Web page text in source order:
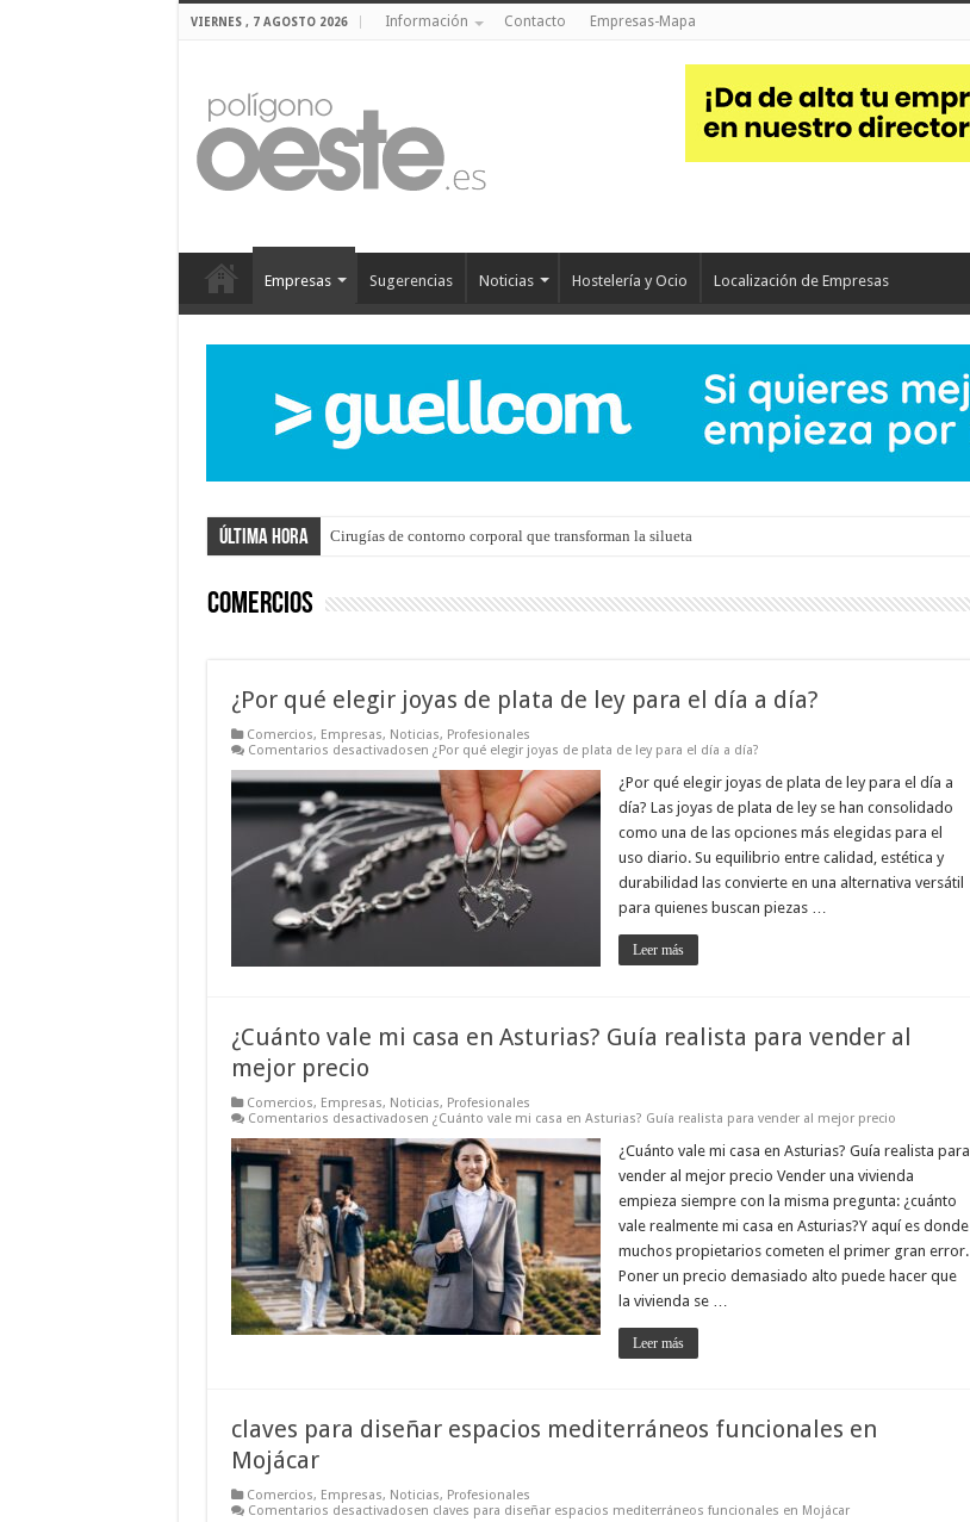
VIERNES , 7 AGOSTO 2026 Información Contacto Empresas-Mapa
Empresas Sugerencias Noticias Hostelería y Ocio Localización de Empresas
Última hora Cirugías de contorno corporal que transforman la silueta
Comercios
¿Por qué elegir joyas de plata de ley para el día a día?
Comercios, Empresas, Noticias, Profesionales
Comentarios desactivadosen ¿Por qué elegir joyas de plata de ley para el día a día?
¿Por qué elegir joyas de plata de ley para el día a
día? Las joyas de plata de ley se han consolidado
como una de las opciones más elegidas para el
uso diario. Su equilibrio entre calidad, estética y
durabilidad las convierte en una alternativa versátil
para quienes buscan piezas …
Leer más
¿Cuánto vale mi casa en Asturias? Guía realista para vender al
mejor precio
Comercios, Empresas, Noticias, Profesionales
Comentarios desactivadosen ¿Cuánto vale mi casa en Asturias? Guía realista para vender al mejor precio
¿Cuánto vale mi casa en Asturias? Guía realista para
vender al mejor precio Vender una vivienda
empieza siempre con la misma pregunta: ¿cuánto
vale realmente mi casa en Asturias?Y aquí es donde
muchos propietarios cometen el primer gran error.
Poner un precio demasiado alto puede hacer que
la vivienda se …
Leer más
claves para diseñar espacios mediterráneos funcionales en
Mojácar
Comercios, Empresas, Noticias, Profesionales
Comentarios desactivadosen claves para diseñar espacios mediterráneos funcionales en Mojácar